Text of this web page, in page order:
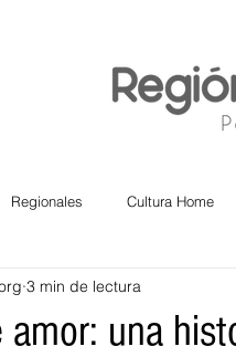
Regionales Cultura Home
Guajira Cesar
amor: una
3 min de lectura